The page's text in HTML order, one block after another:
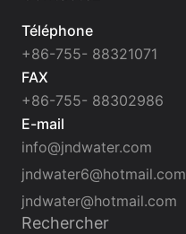
Téléphone
+86-755- 88321071
FAX
+86-755- 88302986
E-mail
info@jndwater.com
jndwater6@hotmail.com
jndwater@hotmail.com
Rechercher